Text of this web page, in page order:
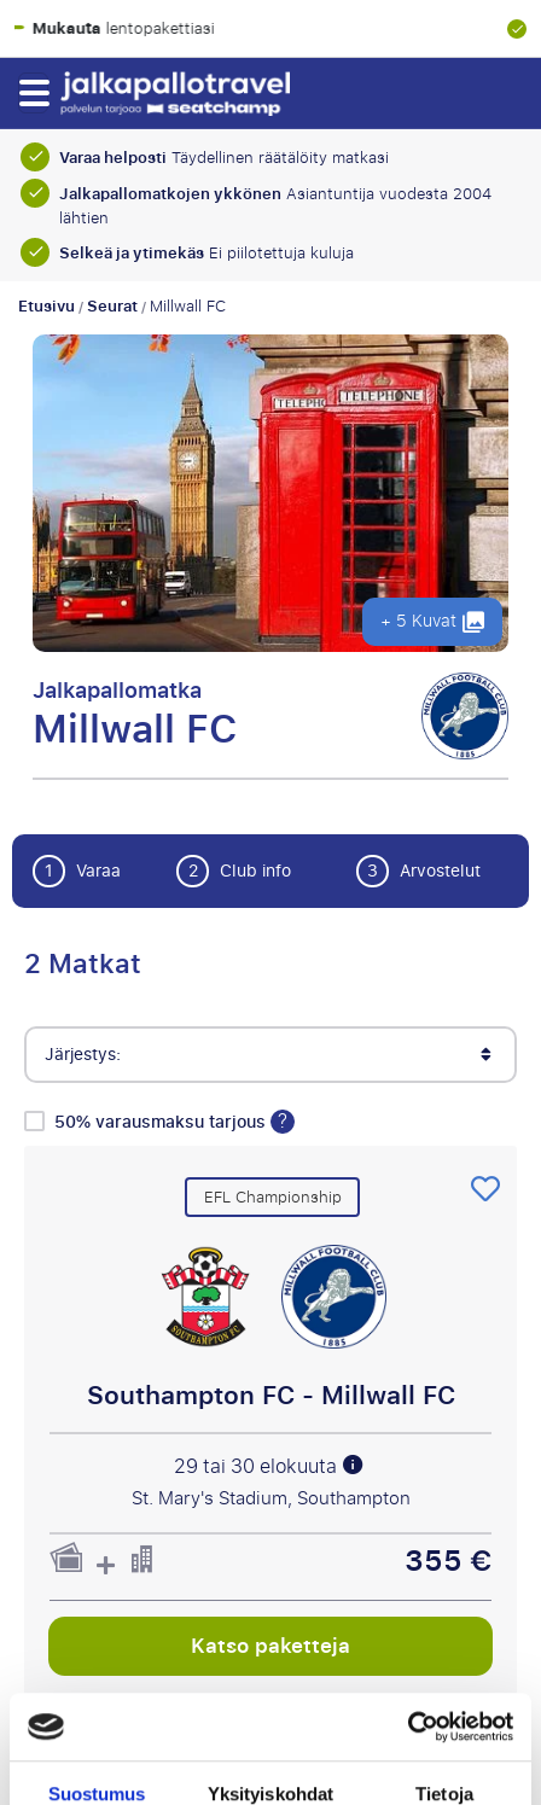
Suostumus Yksityiskohdat Tietoja
100% taloudellinen suoja
Varaa helposti Täydellinen räätälöity matkasi
Jalkapallomatkojen ykkönen Asiantuntija vuodesta 2004
lähtien
Selkeä ja ytimekäsEi piilotettuja kuluja
Etusivu/Seurat/Millwall FC
+ 5 Kuvat
Jalkapallomatka
Millwall FC
1 Varaa 2 Club info 3 Arvostelut
2 Matkat
Järjestys:
50% varausmaksu tarjous ?
EFL Championship
Southampton FC - Millwall FC
29 tai 30 elokuuta
St. Mary's Stadium, Southampton
355 €
Katso paketteja
EFL Championship